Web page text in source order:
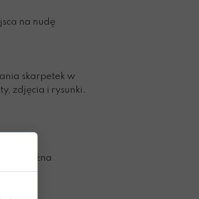
na nudę
skarpetek w
zdjęcia i rysunki.
ale można